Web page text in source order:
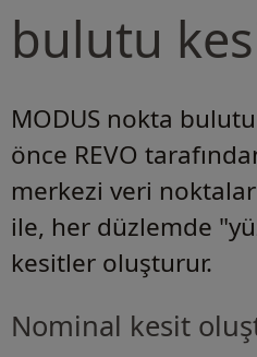
bulutu
MODUS nokta bulutu
önce REVO
merkezi veri
ile, her düzlemde
kesitler oluşturur.
Nominal kesit